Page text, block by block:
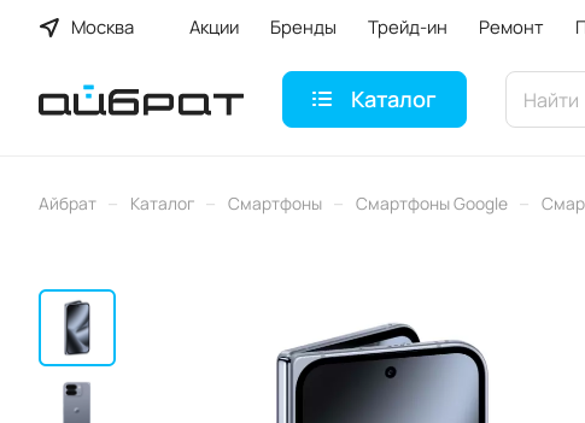
Москва Акции Бренды Трейд-ин Ремонт
Каталог
Айбрат – Каталог – Смартфоны – Смартфоны Google –